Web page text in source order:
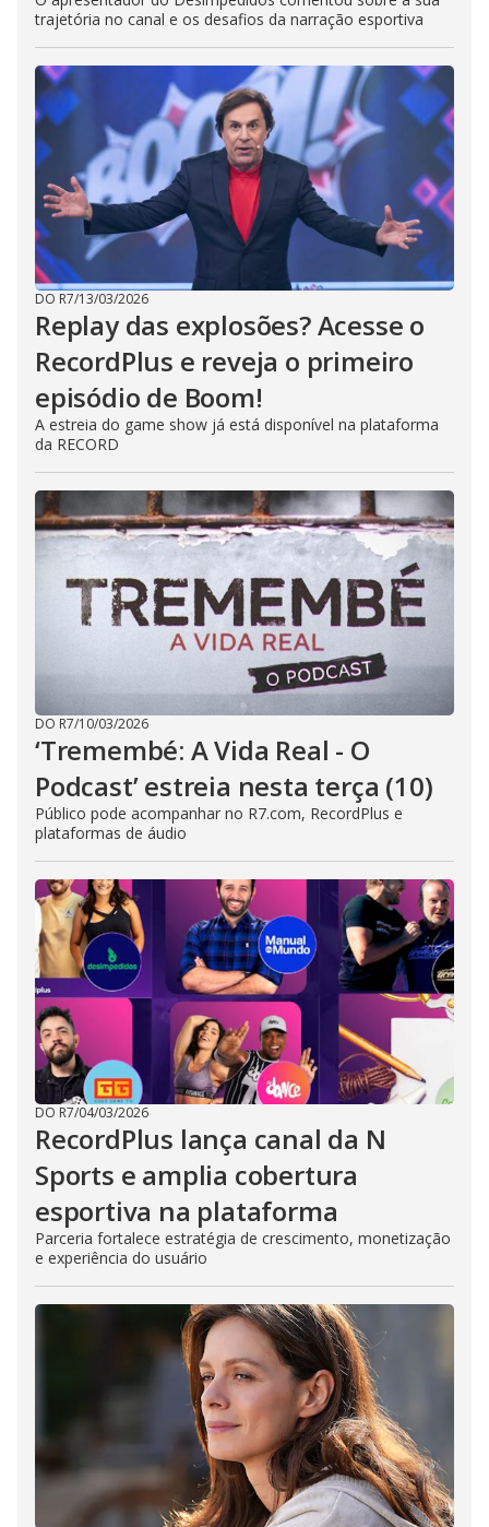
trajetória no canal e os desafios da narração esportiva
DO R7/13/03/2026
Replay das explosões? Acesse o
RecordPlus e reveja o primeiro
episódio de Boom!
A estreia do game show já está disponível na plataforma
da RECORD
DO R7/10/03/2026
‘Tremembé: A Vida Real - O
Podcast’ estreia nesta terça (10)
Público pode acompanhar no R7.com, RecordPlus e
plataformas de áudio
DO R7/04/03/2026
RecordPlus lança canal da N
Sports e amplia cobertura
esportiva na plataforma
Parceria fortalece estratégia de crescimento, monetização
e experiência do usuário